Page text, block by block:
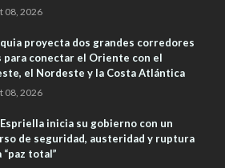
08, 2026
proyecta dos grandes corredores
para conectar el Oriente con el
el Nordeste y la Costa Atlántica
08, 2026
inicia su gobierno con un
de seguridad, austeridad y ruptura
“paz total”